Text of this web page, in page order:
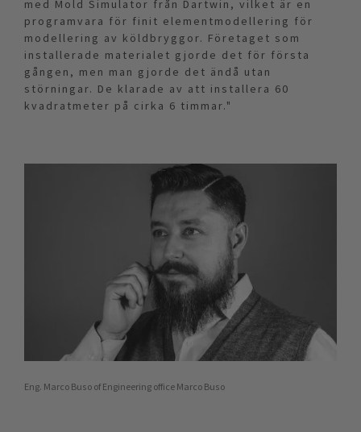
med Mold Simulator från Dartwin, vilket är en
programvara för finit elementmodellering för
modellering av köldbryggor. Företaget som
installerade materialet gjorde det för första
gången, men man gjorde det ändå utan
störningar. De klarade av att installera 60
kvadratmeter på cirka 6 timmar."
Eng. Marco Buso of Engineering office Marco Buso